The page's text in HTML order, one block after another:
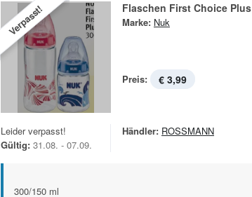
Verpasst! Flaschen First Choice Plus
Marke: Nuk
Preis: € 3,99
Leider verpasst!
Gültig: 31.08. - 07.09.
Händler: ROSSMANN
300/150 ml